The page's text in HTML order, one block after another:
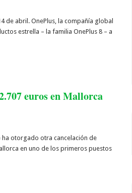
de abril. OnePlus, la compañía global
estrella – la familia OnePlus 8 – a
euros en Mallorca
ha otorgado otra cancelación de
en uno de los primeros puestos